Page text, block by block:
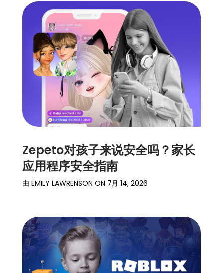
Zepeto对孩子来说安全吗？家长
应用程序安全指南
由 EMILY LAWRENSON ON 7月 14, 2026